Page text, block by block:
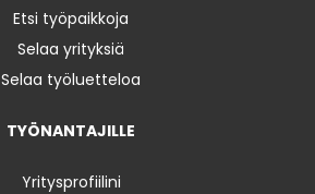
Etsi työpaikkoja
Selaa yrityksiä
Selaa työluetteloa
TYÖNANTAJILLE
Yritysprofiilini